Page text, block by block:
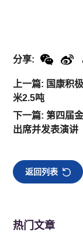
上一篇: 国康积
米2.5吨
下一篇: 第四届
出席并发表演讲
分享:
返回列表
热门文章